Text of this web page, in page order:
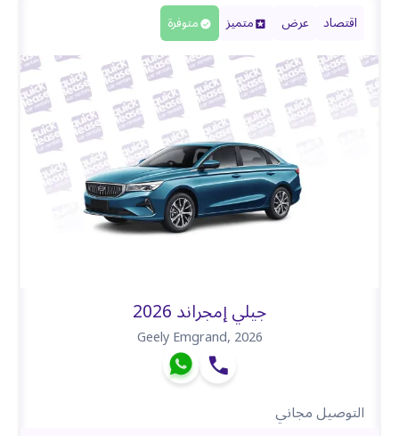
اقتصاد عرض متميز متوفرة
جيلي إمجراند 2026
Geely Emgrand,2026
التوصيل مجاني